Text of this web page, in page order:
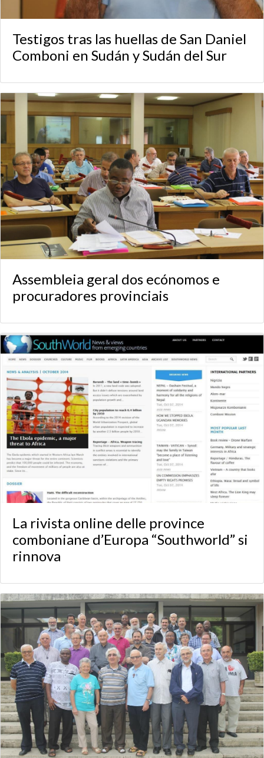
Testigos tras las huellas de San Daniel
Comboni en Sudán y Sudán del Sur
Assembleia geral dos ecónomos e
procuradores provinciais
La rivista online delle province
comboniane d’Europa “Southworld” si
rinnova